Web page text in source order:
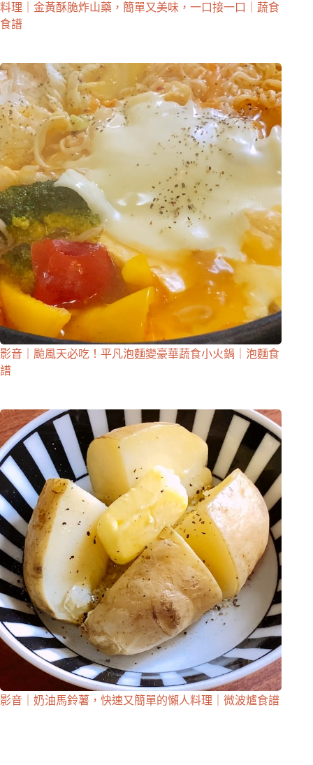
料理｜金黃酥脆炸山藥，簡單又美味，一口接一口｜蔬食
食譜
影音｜颱風天必吃！平凡泡麵變豪華蔬食小火鍋｜泡麵食
譜
影音｜奶油馬鈴薯，快速又簡單的懶人料理｜微波爐食譜